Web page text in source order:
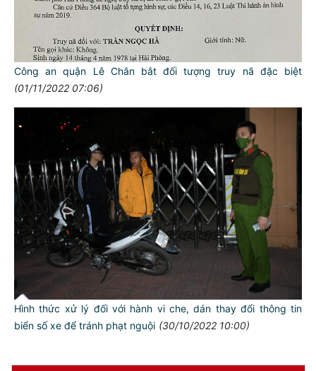
Công an quận Lê Chân bắt đối tượng truy nã đặc biệt
(01/11/2022 07:06)
Hình thức xử lý đối với hành vi che, dán thay đổi thông tin
biển số xe để tránh phạt nguội (30/10/2022 10:00)
TƯ CÁCH
NGƯỜI CÔNG AN CÁCH MỆNH LÀ:
Đối với tự mình, phải
CẦN, KIỆM, LIÊM, CHÍNH
Đối với đồng sự, phải
THÂN ÁI GIÚP ĐỠ
Đối với chính phủ, phải
TUYỆT ĐỐI TRUNG THÀNH
Đối với nhân dân, phải
KÍNH TRỌNG LỄ PHÉP